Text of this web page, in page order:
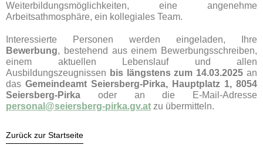
Weiterbildungsmöglichkeiten, eine angenehme
Arbeitsathmosphäre, ein kollegiales Team.
Interessierte Personen werden eingeladen, Ihre
Bewerbung, bestehend aus einem Bewerbungsschreiben,
einem aktuellen Lebenslauf und allen
Ausbildungszeugnissen bis längstens zum 14.03.2025 an
das Gemeindeamt Seiersberg-Pirka, Hauptplatz 1, 8054
Seiersberg-Pirka oder an die E-Mail-Adresse
personal@seiersberg-pirka.gv.at zu übermitteln.
Zurück zur Startseite